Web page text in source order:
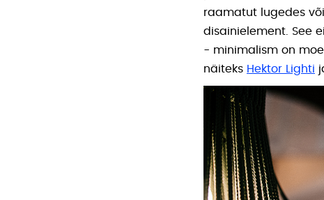
raamatut lugedes
disainielement. See
- minimalism on
näiteks Hektor Lighti